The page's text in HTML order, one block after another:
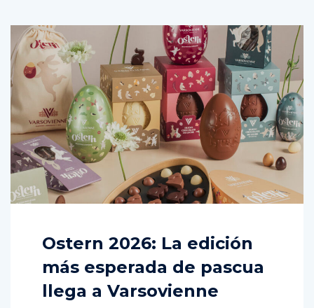
Ostern 2026: La edición
más esperada de pascua
llega a Varsovienne